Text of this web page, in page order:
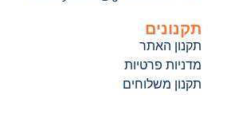
תקנונים
תקנון האתר
מדניות פרטיות
תקנון משלוחים